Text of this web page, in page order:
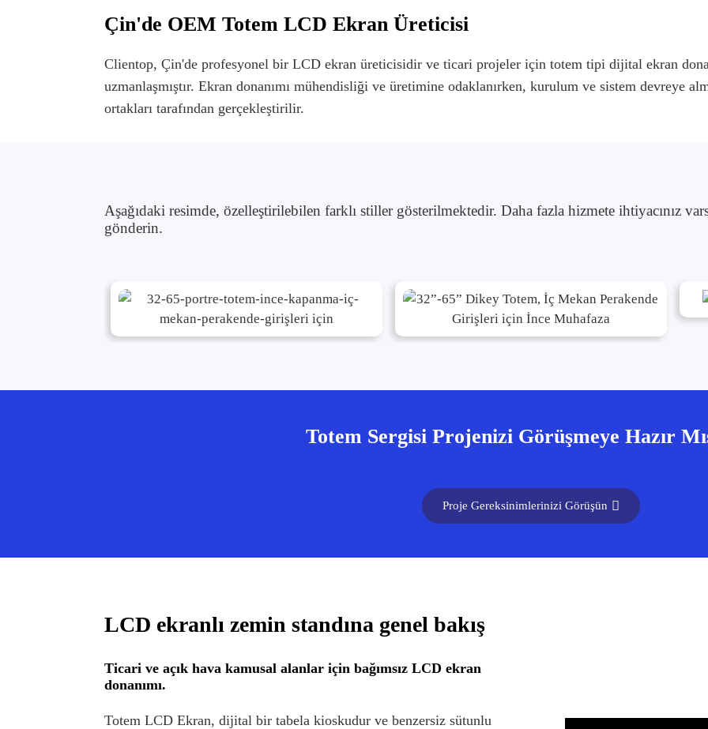
Çin'de OEM Totem LCD Ekran Üreticisi
Clientop, Çin'de profesyonel bir LCD ekran üreticisidir ve ticari projeler için totem tipi dijital ekran
uzmanlaşmıştır. Ekran donanımı mühendisliği ve üretimine odaklanırken, kurulum ve sistem devreye
ortakları tarafından gerçekleştirilir.
Aşağıdaki resimde, özelleştirilebilen farklı stiller gösterilmektedir. Daha fazla hizmete ihtiyacınız
gönderin.
Totem Sergisi Projenizi Görüşmeye Hazır
Proje Gereksinimlerinizi Görüşün
LCD ekranlı zemin standına genel bakış
Ticari ve açık hava kamusal alanlar için bağımsız LCD ekran
donanımı.
Totem LCD Ekran, dijital bir tabela kioskudur ve benzersiz sütunlu